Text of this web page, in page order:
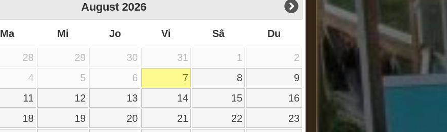
August 2026
Ma Mi Jo Vi Sâ Du
28 29 30 31 1
2
4 5 6 7 8
9
11 12 13 14 15
16
18 19 20 21 22
23